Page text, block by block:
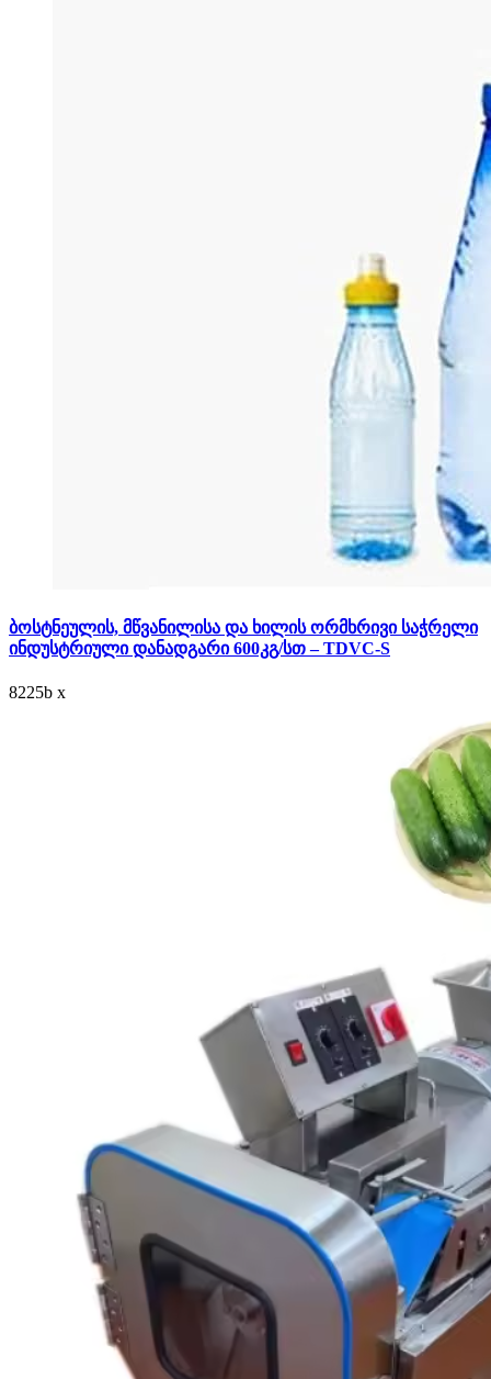
ბოსტნეულის, მწვანილისა და ხილის ორმხრივი საჭრელი
ინდუსტრიული დანადგარი 600კგ/სთ – TDVC-S
8225b x